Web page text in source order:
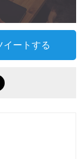
イートする